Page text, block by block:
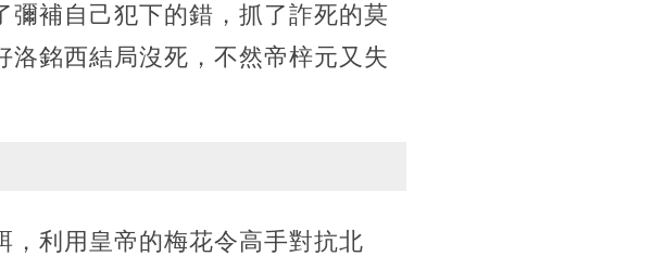
補自己犯下的錯，抓了詐死的莫
銘西結局沒死，不然帝梓元又失
，利用皇帝的梅花令高手對抗北